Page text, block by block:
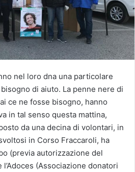
nel loro dna una particolare
di aiuto. La penne nere di
ce ne fosse bisogno, hanno
in tal senso questa mattina,
da una decina di volontari, in
in Corso Fraccaroli, ha
(previa autorizzazione del
(Associazione donatori